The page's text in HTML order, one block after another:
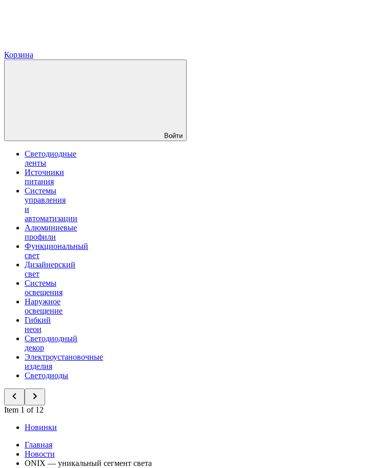
Корзина
Войти
Светодиодные
ленты
Источники
питания
Системы
управления
и
автоматизации
Алюминиевые
профили
Функциональный
свет
Дизайнерский
свет
Системы
освещения
Наружное
освещение
Гибкий
неон
Светодиодный
декор
Электроустановочные
изделия
Светодиоды
Item 1 of 12
Новинки
Главная
Новости
ONIX — уникальный сегмент света